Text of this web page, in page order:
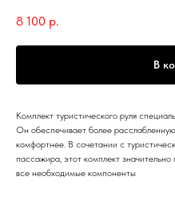
8 100 р.
В
Комплект туристического руля
Он обеспечивает более
комфортнее. В сочетании с
пассажира, этот комплект
все необходимые компоненты